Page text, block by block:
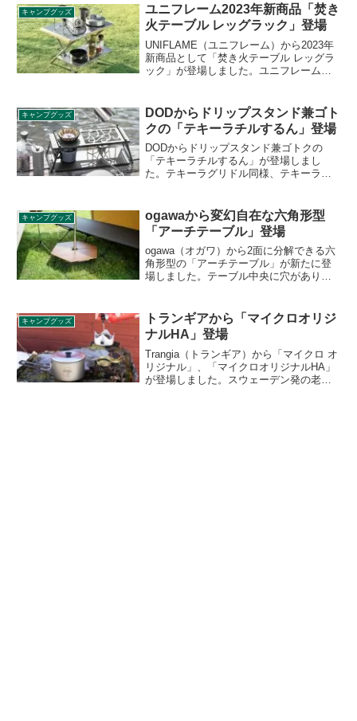
ルミを本体素材に採用しており、脚の長
さを調節することでテーブルの高さを変
えることができます。詳細をレビューし
ます。
キャンプグッズ
ユニフレーム2023年新商品「焚き
火テーブル レッグラック」登場
UNIFLAME（ユニフレーム）から2023年
新商品として「焚き火テーブル レッグラ
ック」が登場しました。ユニフレームの
詳細をレビューします。
キャンプグッズ
DODからドリップスタンド兼ゴト
クの「テキーラチルするん」登場
DODからドリップスタンド兼ゴトクの
「テキーラチルするん」が登場しまし
た。テキーラグリドル同様、テキーラシ
棚としても使えます。詳細をレビューし
ます。
キャンプグッズ
ogawaから変幻自在な六角形型
「アーチテーブル」登場
ogawa（オガワ）から2面に分解できる六
角形型の「アーチテーブル」が新たに登
場しました。テーブル中央に穴があり、
ビューします。
キャンプグッズ
トランギアから「マイクロオリジ
ナルHA」登場
Trangia（トランギア）から「マイクロ オ
リジナル」、「マイクロオリジナルHA」
が登場しました。スウェーデン発の老舗